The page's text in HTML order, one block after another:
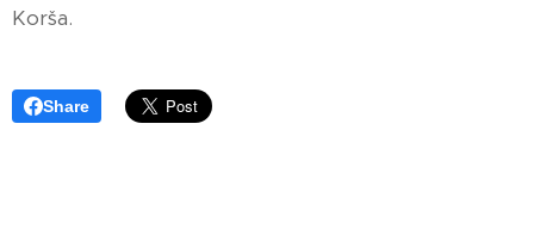
Korša.
Share